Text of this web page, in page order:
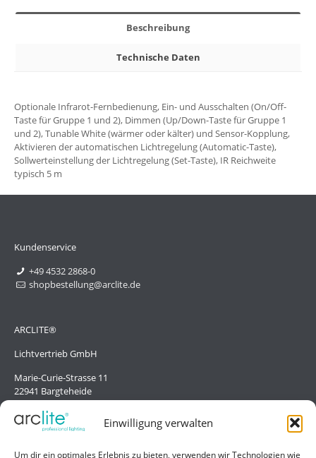
Einwilligung verwalten
Um dir ein optimales Erlebnis zu bieten, verwenden wir Technologien wie
Beschreibung
Technische Daten
Optionale Infrarot-Fernbedienung, Ein- und Ausschalten (On/Off-
Taste für Gruppe 1 und 2), Dimmen (Up/Down-Taste für Gruppe 1
und 2), Tunable White (wärmer oder kälter) und Sensor-Kopplung,
Aktivieren der automatischen Lichtregelung (Automatic-Taste),
Sollwerteinstellung der Lichtregelung (Set-Taste), IR Reichweite
typisch 5 m
Kundenservice
+49 4532 2868-0
shopbestellung@arclite.de
ARCLITE®
Lichtvertrieb GmbH
Marie-Curie-Strasse 11
22941 Bargteheide
Deutschland/Germany
Hilfe